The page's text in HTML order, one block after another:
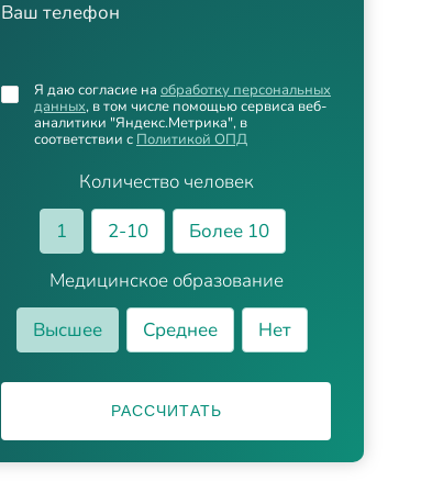
Ваш телефон
Количество человек
1
2-10
Более 10
Медицинское образование
Высшее
Среднее Нет
Я даю согласие на обработку персональных
данных, в том числе помощью сервиса веб-
аналитики "Яндекс.Метрика", в
соответствии с Политикой ОПД
РАССЧИТАТЬ